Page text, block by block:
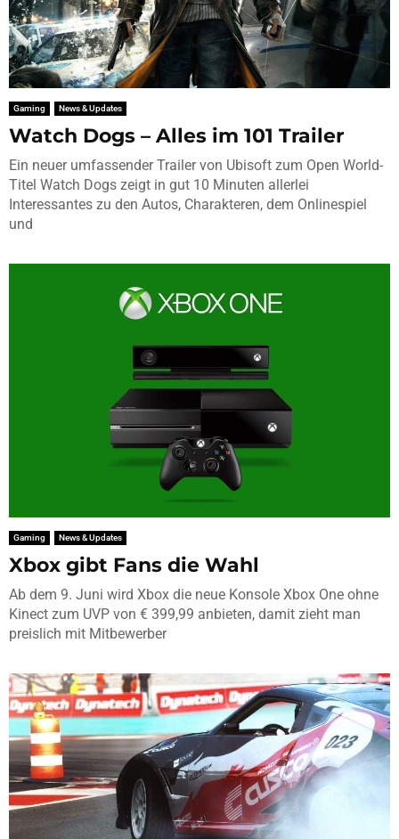
Gaming News & Updates
Watch Dogs – Alles im 101 Trailer
Ein neuer umfassender Trailer von Ubisoft zum Open World-
Titel Watch Dogs zeigt in gut 10 Minuten allerlei
Interessantes zu den Autos, Charakteren, dem Onlinespiel
und
Gaming News & Updates
Xbox gibt Fans die Wahl
Ab dem 9. Juni wird Xbox die neue Konsole Xbox One ohne
Kinect zum UVP von € 399,99 anbieten, damit zieht man
preislich mit Mitbewerber